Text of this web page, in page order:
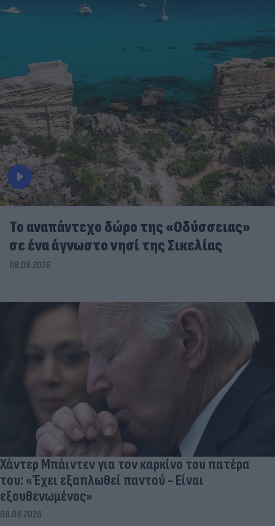
To αναπάντεχο δώρο της «Οδύσσειας»
σε ένα άγνωστο νησί της Σικελίας
08.08.2026
Χάντερ Μπάιντεν για τον καρκίνο του πατέρα
του: «Έχει εξαπλωθεί παντού - Είναι
εξουθενωμένος»
08.08.2026